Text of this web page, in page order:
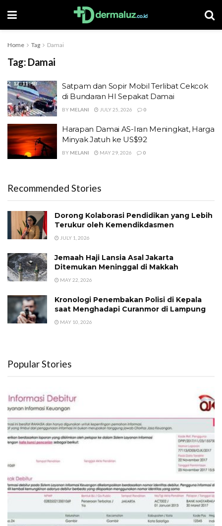
Home Tag Damai
Tag: Damai
Satpam dan Sopir Mobil Terlibat Cekcok
di Bundaran HI Sepakat Damai
BY MELANI JULY 25, 2026 0
Harapan Damai AS-Iran Meningkat, Harga
Minyak Jatuh ke US$92
BY MELANI MAY 29, 2026 0
Recommended Stories
Dorong Kolaborasi Pendidikan yang Lebih
Terukur oleh Kemendikdasmen
JULY 1, 2026
Jemaah Haji Lansia Asal Jakarta
Ditemukan Meninggal di Makkah
MAY 22, 2026
Kronologi Penembakan Polisi di Kepala
saat Menghadapi Curanmor di Lampung
MAY 10, 2026
Popular Stories